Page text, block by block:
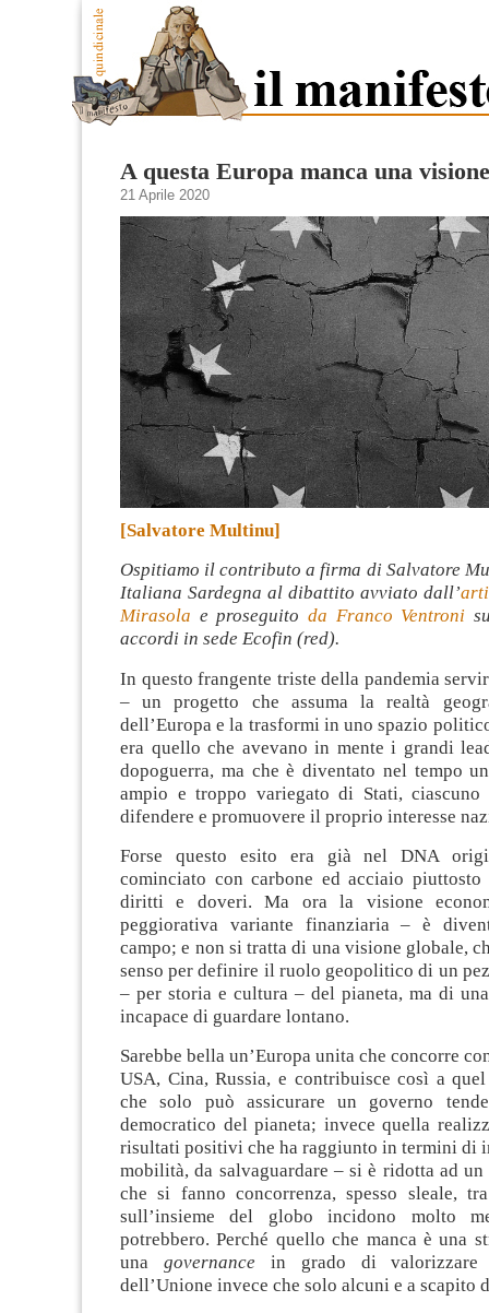
A questa Europa manca una
21 Aprile 2020
[Salvatore Multinu]
Ospitiamo il contributo a firma di Salvatore
Italiana Sardegna al dibattito avviato dall’
Mirasola e proseguito da Franco Ventroni
accordi in sede Ecofin (red).
In questo frangente triste della pandemia
– un progetto che assuma la realtà
dell’Europa e la trasformi in uno spazio
era quello che avevano in mente i grandi
dopoguerra, ma che è diventato nel tempo
ampio e troppo variegato di Stati, ciascuno
difendere e promuovere il proprio interesse
Forse questo esito era già nel DNA
cominciato con carbone ed acciaio
diritti e doveri. Ma ora la visione
peggiorativa variante finanziaria – è
campo; e non si tratta di una visione globale,
senso per definire il ruolo geopolitico di un
– per storia e cultura – del pianeta, ma di
incapace di guardare lontano.
Sarebbe bella un’Europa unita che concorre
USA, Cina, Russia, e contribuisce così a
che solo può assicurare un governo
democratico del pianeta; invece quella
risultati positivi che ha raggiunto in termini di
mobilità, da salvaguardare – si è ridotta ad
che si fanno concorrenza, spesso sleale,
sull’insieme del globo incidono molto
potrebbero. Perché quello che manca è una
una governance in grado di
dell’Unione invece che solo alcuni e a scapito